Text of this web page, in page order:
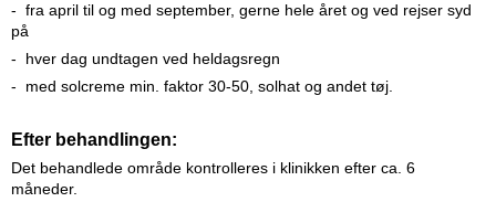
- fra april til og med september, gerne hele året og ved rejser syd
på
- hver dag undtagen ved heldagsregn
- med solcreme min. faktor 30-50, solhat og andet tøj.
Efter behandlingen:
Det behandlede område kontrolleres i klinikken efter ca. 6
måneder.